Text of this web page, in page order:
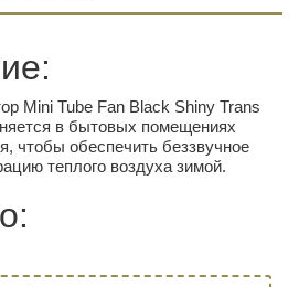
Mini Tube Fan Black Shiny Trans
в бытовых помещениях
чтобы обеспечить беззвучное
теплого воздуха зимой.